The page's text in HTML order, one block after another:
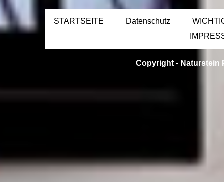
STARTSEITE Datenschutz
Copyright - Naturstein